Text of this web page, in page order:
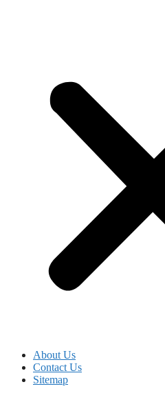
About Us
Contact Us
Sitemap